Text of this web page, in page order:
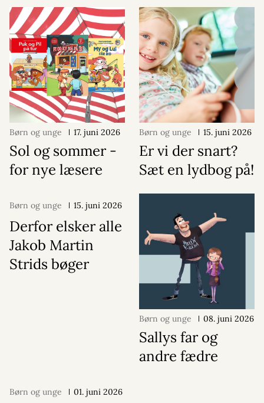
Børn og unge 17. juni 2026
Sol og sommer -
for nye læsere
Børn og unge 15. juni 2026
Er vi der snart?
Sæt en lydbog på!
Børn og unge 15. juni 2026
Derfor elsker alle
Jakob Martin
Strids bøger
Børn og unge 08. juni 2026
Sallys far og
andre fædre
Børn og unge 01. juni 2026